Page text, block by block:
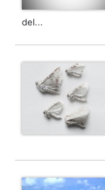
del...